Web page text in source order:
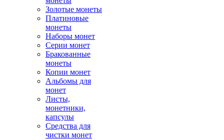
Золотые монеты
Платиновые
монеты
Наборы монет
Серии монет
Бракованные
монеты
Копии монет
Альбомы для
монет
Листы,
монетники,
капсулы
Средства для
чистки монет